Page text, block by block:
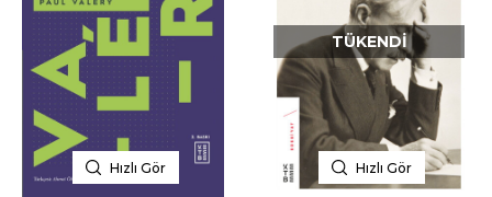
Hızlı Gör Hızlı Gör
TÜKENDI